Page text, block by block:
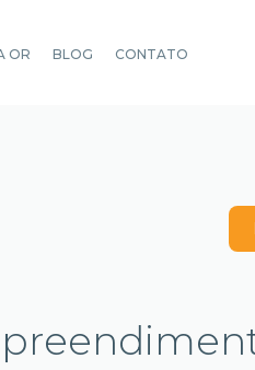
OR BLOG CONTATO